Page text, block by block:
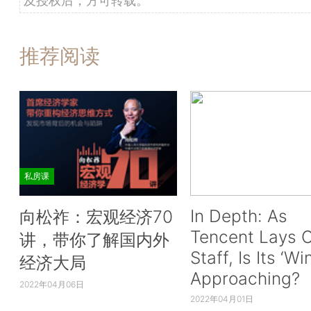
推荐阅读
私房课
向松祚：宏观经济70
讲，带你了解国内外
经济大局
2022年04月06日
In Depth: As
Tencent Lays
Staff, Is Its
Approaching?
2022年04月01日